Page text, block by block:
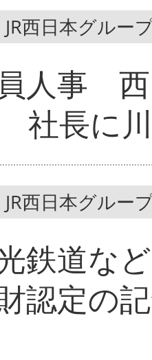
JR西日本グルー
人事
社長に
JR西日本グルー
鉄道な
認定の